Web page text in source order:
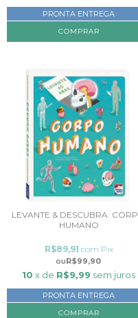
PRONTA ENTREGA
LEVANTE & DESCUBRA:
HUMANO
R$99,90
R$89,91 com Pix
10 x de R$9,99 sem juros
PRONTA ENTREGA